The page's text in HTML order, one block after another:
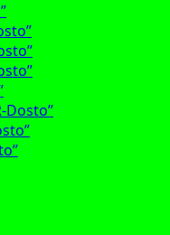
Dosto”